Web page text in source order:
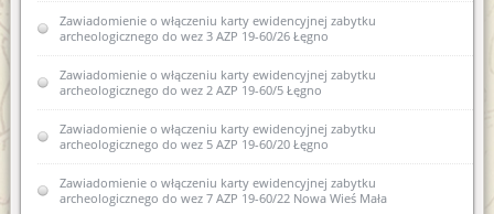
Zawiadomienie o włączeniu do wojewódzkiej ewidencji
zabytków karty ewidencyjnej zabytku archeologicznego
lądowego XII AZP 25-69-61/22 Piecki
Zawiadomienie o włączeniu kart ewidencyjnych zabytków
archeologicznych lądowych do wojewódzkiej ewidencji
zabytków (Pomorowo, gm. Lidzbark Warmiński)
Zawiadomienie o włączeniu kart ewidencyjnych zabytków
archeologicznych lądowych do wojewódzkiej ewidencji
zabytków 26AZP 19-60/80 Smolajny
Zawiadomienie o włączeniu karty ewidencyjnej zabytku
archeologicznego do wez 3 AZP 19-60/26 Łęgno
Zawiadomienie o włączeniu karty ewidencyjnej zabytku
archeologicznego do wez 2 AZP 19-60/5 Łęgno
Zawiadomienie o włączeniu karty ewidencyjnej zabytku
archeologicznego do wez 5 AZP 19-60/20 Łęgno
Zawiadomienie o włączeniu karty ewidencyjnej zabytku
archeologicznego do wez 7 AZP 19-60/22 Nowa Wieś Mała